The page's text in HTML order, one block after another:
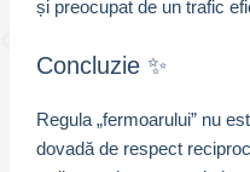
și preocupat de un trafic
Concluzie ✨
Regula „fermoarului” nu
dovadă de respect